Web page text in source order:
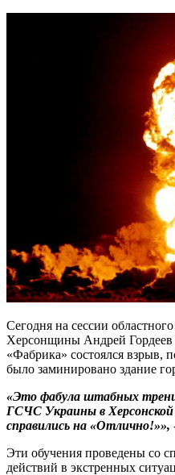
Сегодня на сессии
Херсонщины Андрей Гордеев
«Фабрика» состоялся взрыв,
было заминировано здание
«Это фабула штабных
ГСЧС Украины в
справились на «Отлично!»»,
Эти обучения проведены со
действий в экстренных